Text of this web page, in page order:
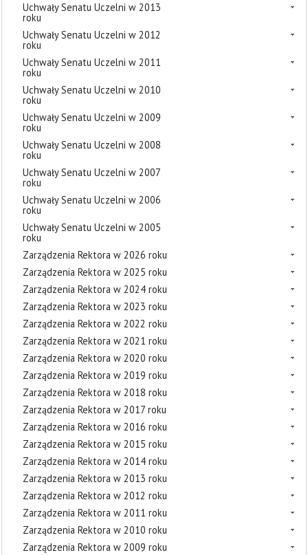
Uchwały Senatu Uczelni w 2013
roku
Uchwały Senatu Uczelni w 2012
roku
Uchwały Senatu Uczelni w 2011
roku
Uchwały Senatu Uczelni w 2010
roku
Uchwały Senatu Uczelni w 2009
roku
Uchwały Senatu Uczelni w 2008
roku
Uchwały Senatu Uczelni w 2007
roku
Uchwały Senatu Uczelni w 2006
roku
Uchwały Senatu Uczelni w 2005
roku
Zarządzenia Rektora w 2026 roku
Zarządzenia Rektora w 2025 roku
Zarządzenia Rektora w 2024 roku
Zarządzenia Rektora w 2023 roku
Zarządzenia Rektora w 2022 roku
Zarządzenia Rektora w 2021 roku
Zarządzenia Rektora w 2020 roku
Zarządzenia Rektora w 2019 roku
Zarządzenia Rektora w 2018 roku
Zarządzenia Rektora w 2017 roku
Zarządzenia Rektora w 2016 roku
Zarządzenia Rektora w 2015 roku
Zarządzenia Rektora w 2014 roku
Zarządzenia Rektora w 2013 roku
Zarządzenia Rektora w 2012 roku
Zarządzenia Rektora w 2011 roku
Zarządzenia Rektora w 2010 roku
Zarządzenia Rektora w 2009 roku